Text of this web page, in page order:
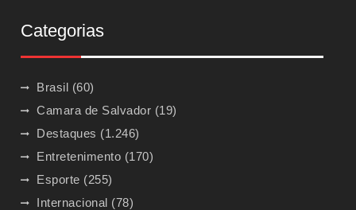
Categorias
Brasil (60)
Camara de Salvador (19)
Destaques (1.246)
Entretenimento (170)
Esporte (255)
Internacional (78)